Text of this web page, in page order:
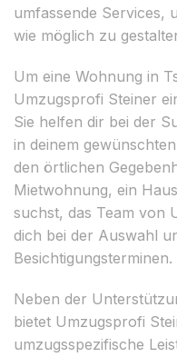
umfassende Services,
wie möglich zu
Um eine Wohnung in
Umzugsprofi Steiner
Sie helfen dir bei der
in deinem
den örtlichen
Mietwohnung, ein
suchst, das Team von
dich bei der Auswahl
Besichtigungsterminen.
Neben der
bietet Umzugsprofi
umzugsspezifische